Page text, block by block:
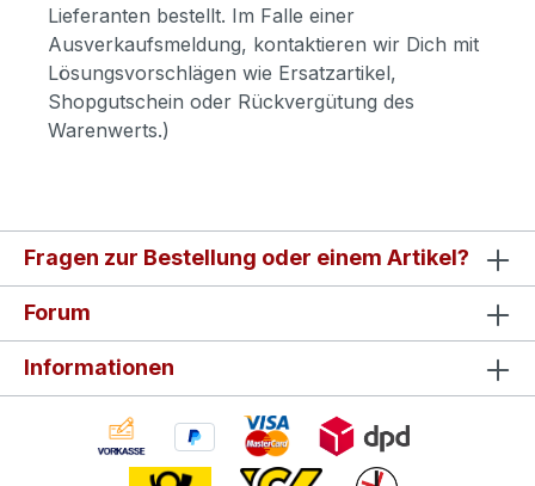
Lieferanten bestellt. Im Falle einer
Ausverkaufsmeldung, kontaktieren wir Dich mit
Lösungsvorschlägen wie Ersatzartikel,
Shopgutschein oder Rückvergütung des
Warenwerts.)
Fragen zur Bestellung oder einem Artikel?
Forum
Informationen